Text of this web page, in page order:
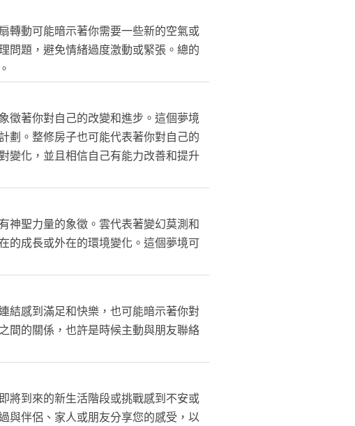
轉動可能暗示著你需要一些新的空氣或
問題，避免情緒過度激動或緊張。總的
徵著你對自己的改變和進步。這個夢境
劃。整修房子也可能代表著你對自己的
變化，並且相信自己有能力改善和提升
神聖力量的象徵。雲代表著變幻莫測和
的成長或外在的環境變化。這個夢境可
結感到滿足和快樂，也可能暗示著你對
間的關係，也許是時候主動與朋友聯絡
將到來的新生活階段或挑戰感到不安或
與伴侶、家人或朋友分享您的感受，以